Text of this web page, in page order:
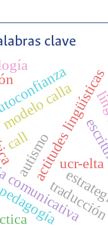
clave
actitudes lingüísticas
ucr-elta
modelo calla
autismo
call